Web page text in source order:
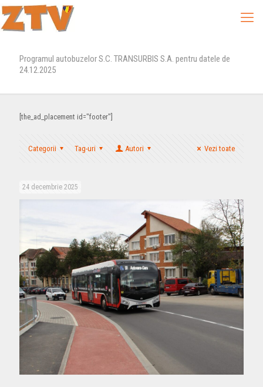
Programul autobuzelor S.C. TRANSURBIS S.A. pentru datele de
24.12.2025
[the_ad_placement id="footer"]
Categorii Tag-uri Autori Vezi toate
24 decembrie 2025